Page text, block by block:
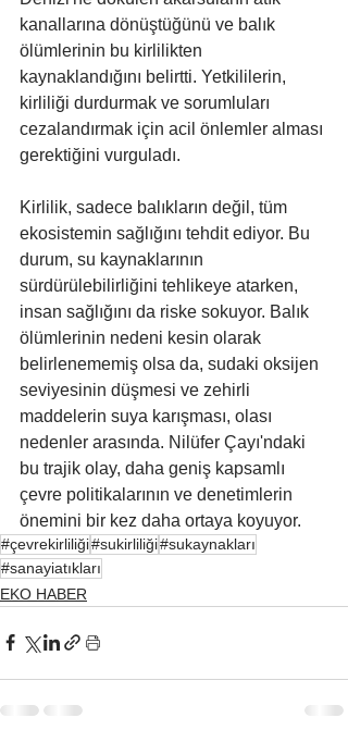
kanallarına dönüştüğünü ve balık
ölümlerinin bu kirlilikten
kaynaklandığını belirtti. Yetkililerin,
kirliliği durdurmak ve sorumluları
cezalandırmak için acil önlemler alması
gerektiğini vurguladı.
Kirlilik, sadece balıkların değil, tüm
ekosistemin sağlığını tehdit ediyor. Bu
durum, su kaynaklarının
sürdürülebilirliğini tehlikeye atarken,
insan sağlığını da riske sokuyor. Balık
ölümlerinin nedeni kesin olarak
belirlenememiş olsa da, sudaki oksijen
seviyesinin düşmesi ve zehirli
maddelerin suya karışması, olası
nedenler arasında. Nilüfer Çayı'ndaki
bu trajik olay, daha geniş kapsamlı
çevre politikalarının ve denetimlerin
önemini bir kez daha ortaya koyuyor.
#çevrekirliliği#sukirliliği#sukaynakları
#sanayiatıkları
EKO HABER